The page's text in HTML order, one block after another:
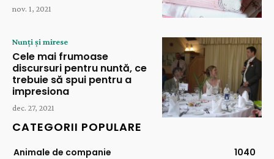
nov. 1, 2021
Nunți și mirese
Cele mai frumoase
discursuri pentru nuntă, ce
trebuie să spui pentru a
impresiona
dec. 27, 2021
CATEGORII POPULARE
Animale de companie
1040